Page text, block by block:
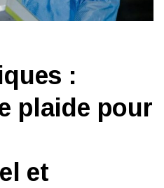
:
plaide pour
et